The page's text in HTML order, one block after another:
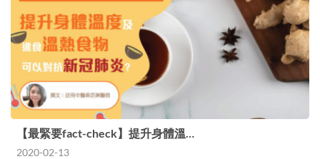
【最緊要fact-check】提升身體溫…
2020-02-13